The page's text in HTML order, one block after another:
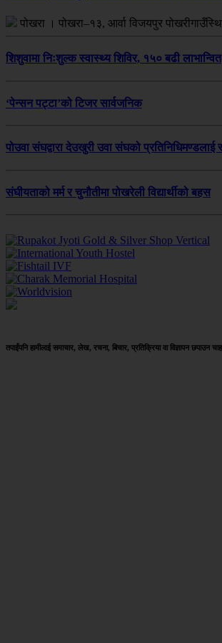
पोखरा । पोखरा–१३, आर्वा विजयपुर
शिशुवामा निःशुल्क स्वास्थ्य शिविर, १५० बढी लाभान्वित
‘पेन्सन पट्टा’को टिजर सार्वजनिक
पोउवा संघद्वारा देउखुरी उवा संघको
संघीयताको मर्म र चुनौतीमा पोखरेली विद्यार्थीको बहस
तपाईंपनि हामीलाई समाचार, लेख, रचना, बिचार, प्रतिक्रिया वा विज्ञापन